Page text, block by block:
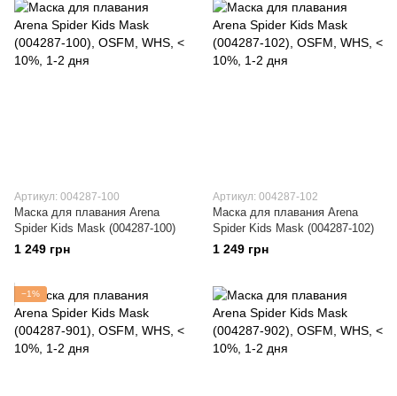
Артикул: 004287-100
Маска для плавания Arena
Spider Kids Mask (004287-100)
1 249 грн
Артикул: 004287-102
Маска для плавания Arena
Spider Kids Mask (004287-102)
1 249 грн
−1%